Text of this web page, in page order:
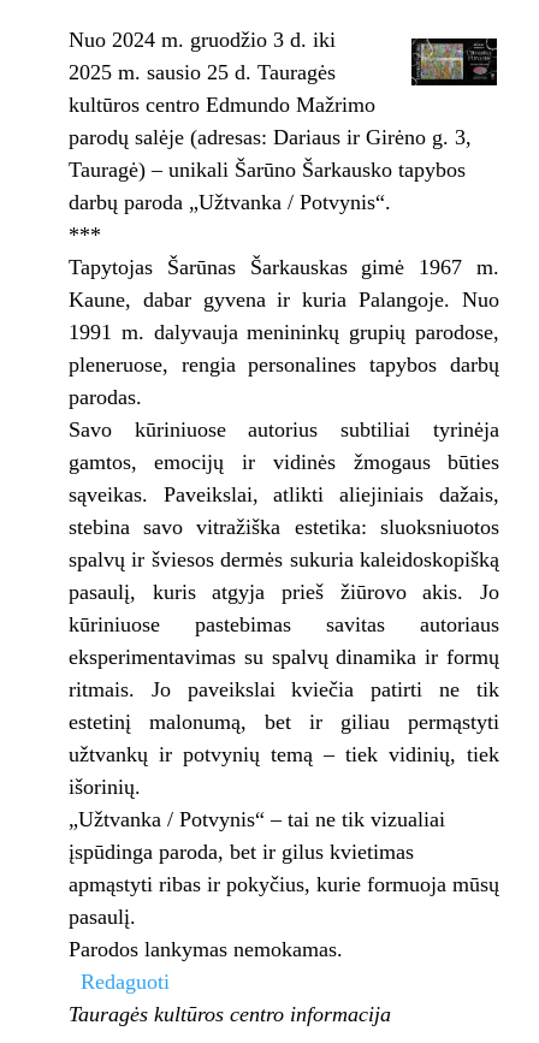
Nuo 2024 m. gruodžio 3 d. iki
2025 m. sausio 25 d. Tauragės
kultūros centro Edmundo Mažrimo
parodų salėje (adresas: Dariaus ir Girėno g. 3,
Tauragė) – unikali Šarūno Šarkausko tapybos
darbų paroda „Užtvanka / Potvynis“.
***
Tapytojas Šarūnas Šarkauskas gimė 1967 m.
Kaune, dabar gyvena ir kuria Palangoje. Nuo
1991 m. dalyvauja menininkų grupių parodose,
pleneruose, rengia personalines tapybos darbų
parodas.
Savo kūriniuose autorius subtiliai tyrinėja
gamtos, emocijų ir vidinės žmogaus būties
sąveikas. Paveikslai, atlikti aliejiniais dažais,
stebina savo vitražiška estetika: sluoksniuotos
spalvų ir šviesos dermės sukuria kaleidoskopišką
pasaulį, kuris atgyja prieš žiūrovo akis. Jo
kūriniuose pastebimas savitas autoriaus
eksperimentavimas su spalvų dinamika ir formų
ritmais. Jo paveikslai kviečia patirti ne tik
estetinį malonumą, bet ir giliau permąstyti
užtvankų ir potvynių temą – tiek vidinių, tiek
išorinių.
„Užtvanka / Potvynis“ – tai ne tik vizualiai
įspūdinga paroda, bet ir gilus kvietimas
apmąstyti ribas ir pokyčius, kurie formuoja mūsų
pasaulį.
Parodos lankymas nemokamas.
Redaguoti
Tauragės kultūros centro informacija